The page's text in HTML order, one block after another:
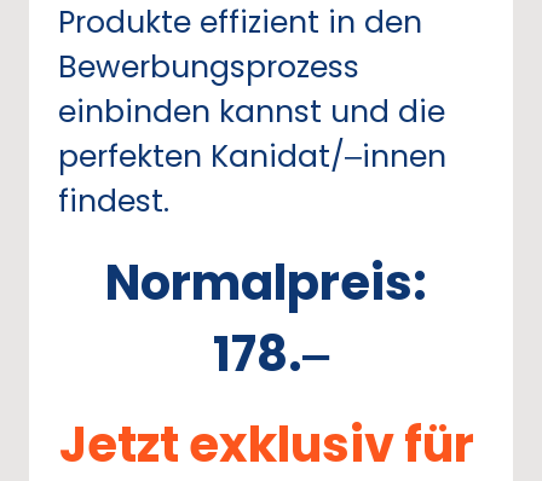
Produkte effizient in
einbinden kannst und
perfekten Kanidat/‒
findest.
178.‒
Jetzt exklusiv